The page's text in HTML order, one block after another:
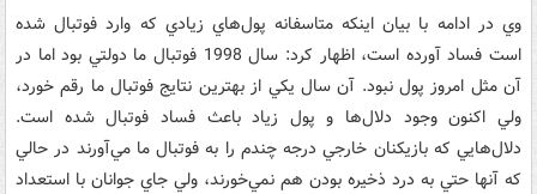
وي در ادامه با بيان اينکه متاسفانه پول‌هاي زيادي که وارد فوتبال شده
است فساد آورده است، اظهار کرد: سال 1998 فوتبال ما دولتي بود اما در
آن مثل امروز پول نبود. آن سال يکي از بهترين نتايج فوتبال ما رقم خورد،
ولي اکنون وجود دلال‌ها و پول زياد باعث فساد فوتبال شده است.
دلال‌هايي که بازيکنان خارجي درجه چندم را به فوتبال ما مي‌آورند در حالي
که آنها حتي به درد ذخيره بودن هم نمي‌خورند، ولي جاي جوانان با استعداد